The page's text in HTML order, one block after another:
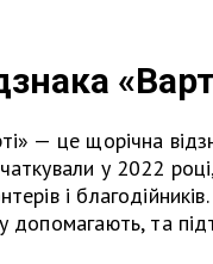
— це щорічна
у 2022
і
допомагають, та